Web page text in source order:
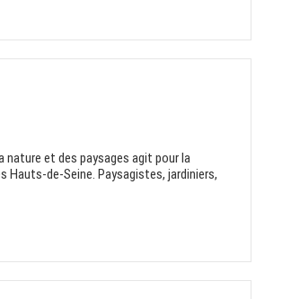
et des paysages agit pour la
de-Seine. Paysagistes, jardiniers,